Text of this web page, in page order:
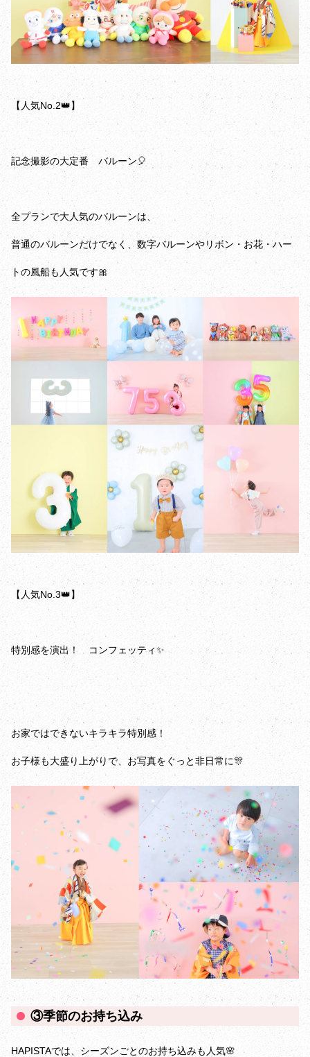
【人気No.2👑】
記念撮影の大定番 バルーン🎈
全プランで大人気のバルーンは、
普通のバルーンだけでなく、数字バルーンやリボン・お花・ハー
トの風船も人気です🎀
【人気No.3👑】
特別感を演出！ コンフェッティ✨
お家ではできないキラキラ特別感！
お子様も大盛り上がりで、お写真をぐっと非日常に🎊
③季節のお持ち込み
HAPISTAでは、シーズンごとのお持ち込みも人気🌸